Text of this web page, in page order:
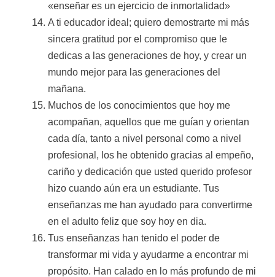
«enseñar es un ejercicio de inmortalidad»
A ti educador ideal; quiero demostrarte mi más
sincera gratitud por el compromiso que le
dedicas a las generaciones de hoy, y crear un
mundo mejor para las generaciones del
mañana.
Muchos de los conocimientos que hoy me
acompañan, aquellos que me guían y orientan
cada día, tanto a nivel personal como a nivel
profesional, los he obtenido gracias al empeño,
cariño y dedicación que usted querido profesor
hizo cuando aún era un estudiante. Tus
enseñanzas me han ayudado para convertirme
en el adulto feliz que soy hoy en dia.
Tus enseñanzas han tenido el poder de
transformar mi vida y ayudarme a encontrar mi
propósito. Han calado en lo más profundo de mi